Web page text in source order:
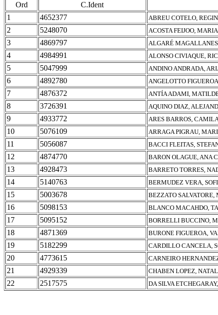
Ord
C.Ident
1
4652377 ABREU COTELO,
2 5248070 ACOSTA FEIJOO,
3 4869797 ALGARÉ
4 4984991 ALONSO CIVIAQUE,
5 5047999 ANDINO ANDRADA,
6 4892780 ANGELOTTO
7 4876372 ANTÍA ADAMI,
8 3726391 AQUINO DIAZ,
9 4933772 ARES BARROS,
10 5076109 ARRAGA PIGRAU,
11 5056087 BACCI FLEITAS,
12 4874770 BARON OLAGUE, ANA
13 4928473 BARRETO TORRES,
14 5140763 BERMUDEZ VERA,
15 5003678 BEZZATO SALVATORE,
16 5098153 BLANCO MACAHDO,
17 5095152 BORRELLI BUCCINO,
18 4871369 BURONE FIGUEROA,
19 5182299 CARDILLO CANCELA,
20 4773615 CARNEIRO
21 4929339 CHABEN LOPEZ,
22 2517575 DA SILVA